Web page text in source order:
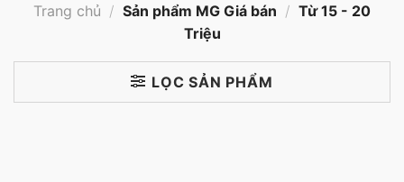
Trang chủ / Sản phẩm MG Giá bán / Từ 15 - 20
Triệu
LỌC SẢN PHẨM